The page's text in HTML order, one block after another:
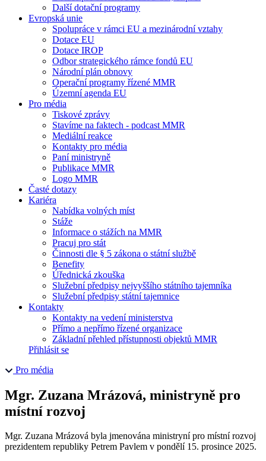
Další dotační programy
Evropská unie
Spolupráce v rámci EU a mezinárodní vztahy
Dotace EU
Dotace IROP
Odbor strategického rámce fondů EU
Národní plán obnovy
Operační programy řízené MMR
Územní agenda EU
Pro média
Tiskové zprávy
Stavíme na faktech - podcast MMR
Mediální reakce
Kontakty pro média
Paní ministryně
Publikace MMR
Logo MMR
Časté dotazy
Kariéra
Nabídka volných míst
Stáže
Informace o stážích na MMR
Pracuj pro stát
Činnosti dle § 5 zákona o státní službě
Benefity
Úřednická zkouška
Služební předpisy nejvyššího státního tajemníka
Služební předpisy státní tajemnice
Kontakty
Kontakty na vedení ministerstva
Přímo a nepřímo řízené organizace
Základní přehled přístupnosti objektů MMR
Přihlásit se
Pro média
Mgr. Zuzana Mrázová, ministryně pro
místní rozvoj
Mgr. Zuzana Mrázová byla jmenována ministryní pro místní rozvoj
prezidentem republiky Petrem Pavlem v pondělí 15. prosince 2025.